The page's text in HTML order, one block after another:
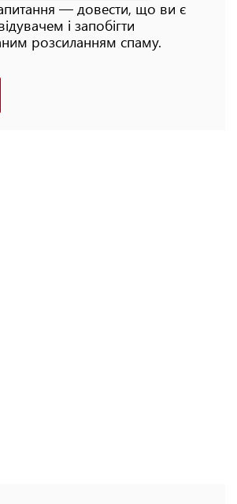
— довести, що ви є
і запобігти
розсиланням спаму.